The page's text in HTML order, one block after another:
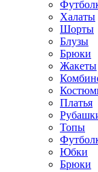
Халаты
Шорты
Блузы
Брюки
Жакеты
Платья
Топы
Юбки
Брюки